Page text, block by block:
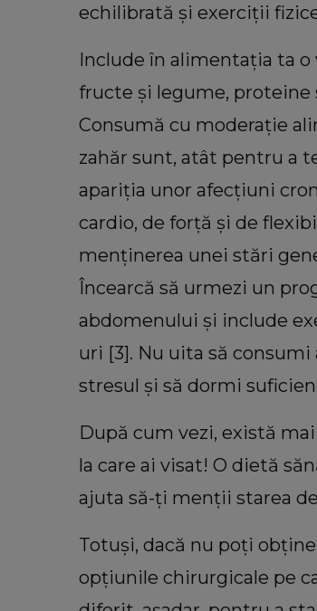
echilibrată și exerciții
Include în alimentația ta
fructe și legume, proteine
Consumă cu moderație
zahăr sunt, atât pentru a
apariția unor afecțiuni
cardio, de forță și de
menținerea unei stări
Încearcă să urmezi un
abdomenului și include
uri [3]. Nu uita să
stresul și să dormi
După cum vezi, există
la care ai visat! O dietă
ajuta să-ți menții starea
Totuși, dacă nu poți
opțiunile chirurgicale pe